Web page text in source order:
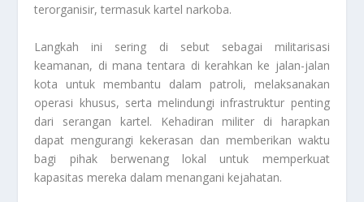
terorganisir, termasuk kartel narkoba.
Langkah ini sering di sebut sebagai militarisasi
keamanan, di mana tentara di kerahkan ke jalan-jalan
kota untuk membantu dalam patroli, melaksanakan
operasi khusus, serta melindungi infrastruktur penting
dari serangan kartel. Kehadiran militer di harapkan
dapat mengurangi kekerasan dan memberikan waktu
bagi pihak berwenang lokal untuk memperkuat
kapasitas mereka dalam menangani kejahatan.